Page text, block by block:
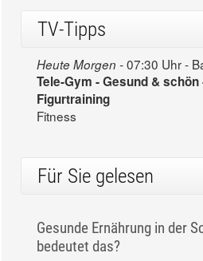
TV-Tipps
Heute Morgen -07:30 Uhr -
Tele-Gym - Gesund &
Figurtraining
Fitness
Für Sie gelesen
Gesunde Ernährung in der
bedeutet das?